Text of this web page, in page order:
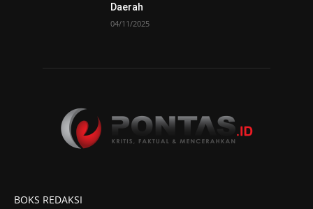
Daerah
04/11/2025
BOKS REDAKSI